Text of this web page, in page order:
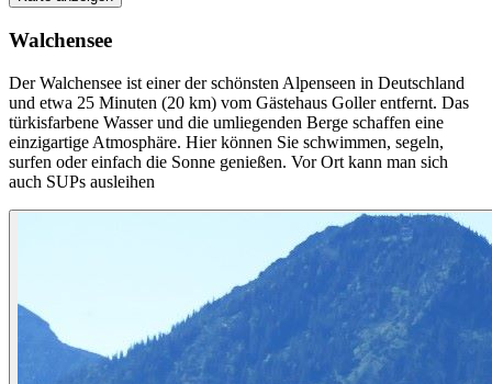
Walchensee
Der Walchensee ist einer der schönsten Alpenseen in Deutschland
und etwa 25 Minuten (20 km) vom Gästehaus Goller entfernt. Das
türkisfarbene Wasser und die umliegenden Berge schaffen eine
einzigartige Atmosphäre. Hier können Sie schwimmen, segeln,
surfen oder einfach die Sonne genießen. Vor Ort kann man sich
auch SUPs ausleihen